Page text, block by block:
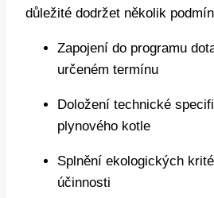
důležité dodržet několik
Zapojení do programu
určeném termínu
Doložení technické
plynového kotle
Splnění ekologických
účinnosti